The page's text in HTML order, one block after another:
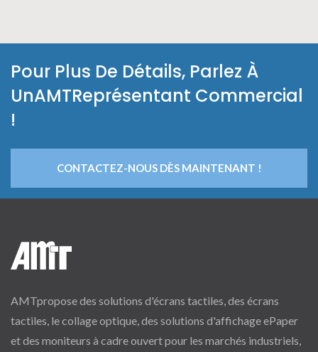
Pour Plus De Détails, Parlez À
UnAMTReprésentant Commercial
!
CONTACTEZ-NOUS DÈS MAINTENANT !
AMTpropose des solutions d'écrans tactiles, des écrans
tactiles, le collage optique, des solutions d'affichage ePaper
et des moniteurs à cadre ouvert pour les marchés industriels,